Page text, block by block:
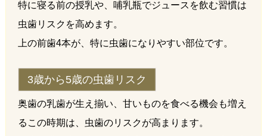
特に寝る前の授乳や、哺乳瓶でジュースを飲む習慣は
虫歯リスクを高めます。
上の前歯4本が、特に虫歯になりやすい部位です。
3歳から5歳の虫歯リスク
奥歯の乳歯が生え揃い、甘いものを食べる機会も増え
るこの時期は、虫歯のリスクが高まります。